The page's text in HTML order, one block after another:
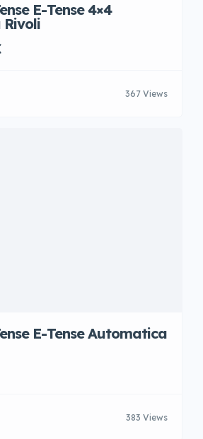
E-Tense 4×4
367 Views
E-Tense Automatica
383 Views